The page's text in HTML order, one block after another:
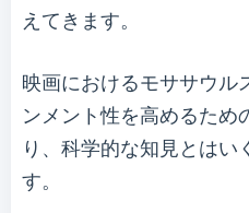
えてきます。
映画におけるモササウル
ンメント性を高めるため
り、科学的な知見とはい
す。